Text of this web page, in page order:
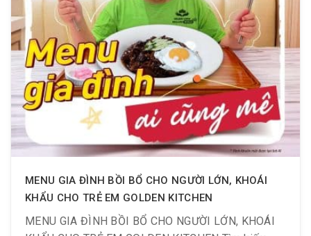
MENU GIA ĐÌNH BỒI BỔ CHO NGƯỜI LỚN, KHOÁI
KHẨU CHO TRẺ EM GOLDEN KITCHEN
MENU GIA ĐÌNH BỒI BỔ CHO NGƯỜI LỚN, KHOÁI